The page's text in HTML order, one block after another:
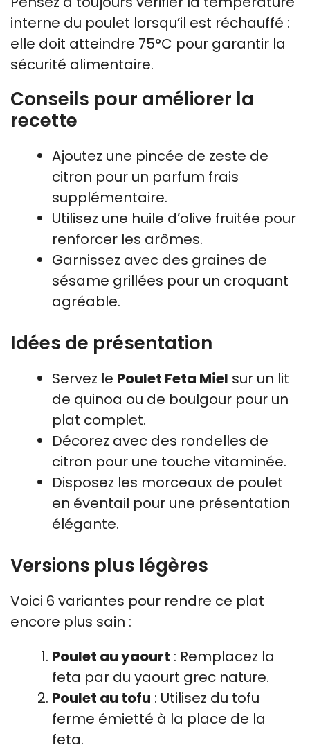
interne du poulet lorsqu’il est réchauffé :
elle doit atteindre 75°C pour garantir la
sécurité alimentaire.
Conseils pour améliorer la
recette
Ajoutez une pincée de zeste de
citron pour un parfum frais
supplémentaire.
Utilisez une huile d’olive fruitée pour
renforcer les arômes.
Garnissez avec des graines de
sésame grillées pour un croquant
agréable.
Idées de présentation
Servez le Poulet Feta Miel sur un lit
de quinoa ou de boulgour pour un
plat complet.
Décorez avec des rondelles de
citron pour une touche vitaminée.
Disposez les morceaux de poulet
en éventail pour une présentation
élégante.
Versions plus légères
Voici 6 variantes pour rendre ce plat
encore plus sain :
Poulet au yaourt : Remplacez la
feta par du yaourt grec nature.
Poulet au tofu : Utilisez du tofu
ferme émietté à la place de la
feta.